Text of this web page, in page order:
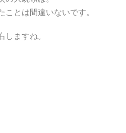
ことは間違いないです。
しますね。